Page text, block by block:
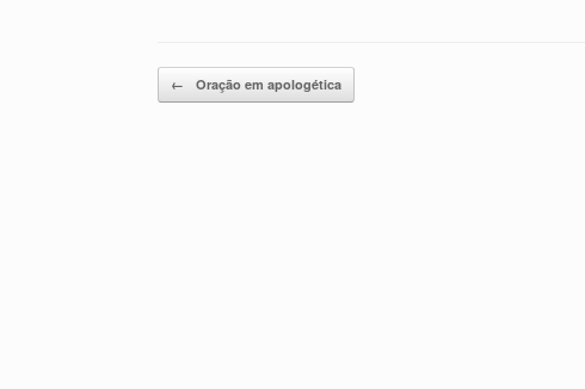
Post navigation
← Oração em apologética